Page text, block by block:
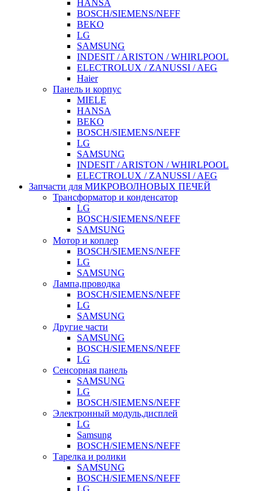
HANSA
BOSCH/SIEMENS/NEFF
BEKO
LG
SAMSUNG
INDESIT / ARISTON / WHIRLPOOL
ELECTROLUX / ZANUSSI / AEG
Haier
Панель и корпус
MIELE
HANSA
BEKO
BOSCH/SIEMENS/NEFF
LG
SAMSUNG
INDESIT / ARISTON / WHIRLPOOL
ELECTROLUX / ZANUSSI / AEG
Запчасти для МИКРОВОЛНОВЫХ ПЕЧЕЙ
Трансформатор и конденсатор
LG
BOSCH/SIEMENS/NEFF
SAMSUNG
Мотор и коплер
BOSCH/SIEMENS/NEFF
LG
SAMSUNG
Лампа,проводка
BOSCH/SIEMENS/NEFF
LG
SAMSUNG
Другие части
SAMSUNG
BOSCH/SIEMENS/NEFF
LG
Сенсорная панель
SAMSUNG
LG
BOSCH/SIEMENS/NEFF
Электронный модуль,дисплей
LG
Samsung
BOSCH/SIEMENS/NEFF
Тарелка и ролики
SAMSUNG
BOSCH/SIEMENS/NEFF
LG